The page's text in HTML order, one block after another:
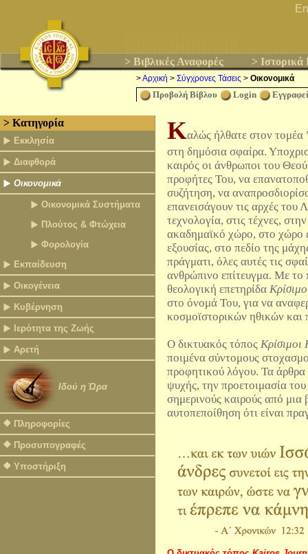
> Βιβλικές Αναφορές >
>Αρχική > Σύγχρονες Τάσεις > Οικονομικά
Προβολή Βίβλου Login
> Κατηγορία
Εκκλησία
Διαφθορά
Οικονομικά
Οικονομικά Συστήματα
Πλούτος & Φτώχεια
Φορολογία
Εκπαίδευση
Οικογένεια
Κυβέρνηση
Ιερότητα της Ζωής
Αρετή
Ιδού η Ώρα
Πληροφορίες
Προσυπογραφές
Υποστήριξη
Καλώς ήλθατε στον τομέα
στη δημόσια σφαίρα.
καιρός οι άνθρωποι του
προφήτες Του, να
συζήτηση, να
επανεισάγουν τις αρχές
τεχνολογία, στις τέχνες,
ακαδημαϊκό χώρο, στο χώρο
εξουσίας, στο πεδίο της
πράγματι, όλες αυτές τις
ανθρώπινο επίτευγμα. Με το
θεολογική επετηρίδα
στο όνομά Του, για να
κοσμοϊστορικών ηθικών
Ο δικτυακός τόπος Κρίσιμοι
ποιμένα σύντομους
προφητικού λόγου. Τα
ψυχής, την προετοιμασία
σημερινούς καιρούς από
αυτοπεποίθηση ότι είναι